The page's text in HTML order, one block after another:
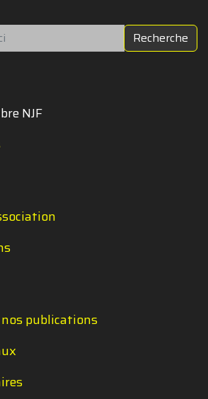
Recherche
NJF
publications